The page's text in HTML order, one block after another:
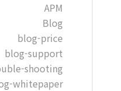
APM
Blog
blog-price
blog-support
shooting
whitepaper